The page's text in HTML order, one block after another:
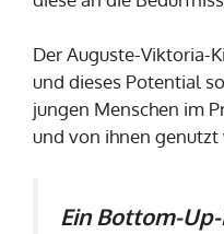
Der Auguste-Viktoria-
und dieses Potential
jungen Menschen im
und von ihnen genutzt
Ein Bottom-